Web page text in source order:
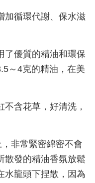
加循環代謝、保水滋
了優質的精油和環保
～4克的精油，在美
含花草，好清洗，
非常緊密綿密不會
散發的精油香氛放鬆
水龍頭下捏散，因為